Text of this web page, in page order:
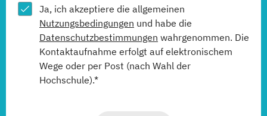
Ja, ich akzeptiere die allgemeinen
Nutzungsbedingungen und habe die
Datenschutzbestimmungen wahrgenommen. Die
Kontaktaufnahme erfolgt auf elektronischem
Wege oder per Post (nach Wahl der
Hochschule).*